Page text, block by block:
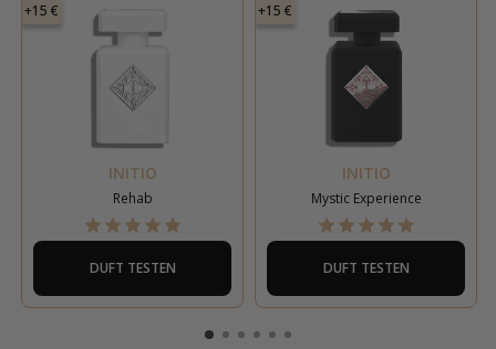
+15 €
INITIO
Rehab
DUFT TESTEN
+15 €
INITIO
Mystic Experience
DUFT TESTEN